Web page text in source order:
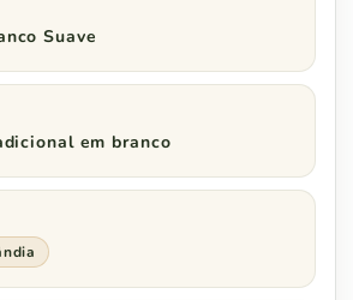
Suave
em branco